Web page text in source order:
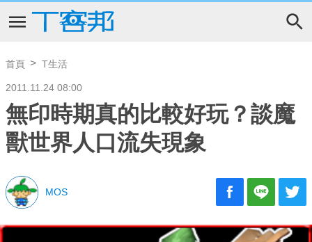
首頁 T生活
2011.11.24 08:00
無印時期真的比較好玩？談魔
獸世界人口流失現象
MOS